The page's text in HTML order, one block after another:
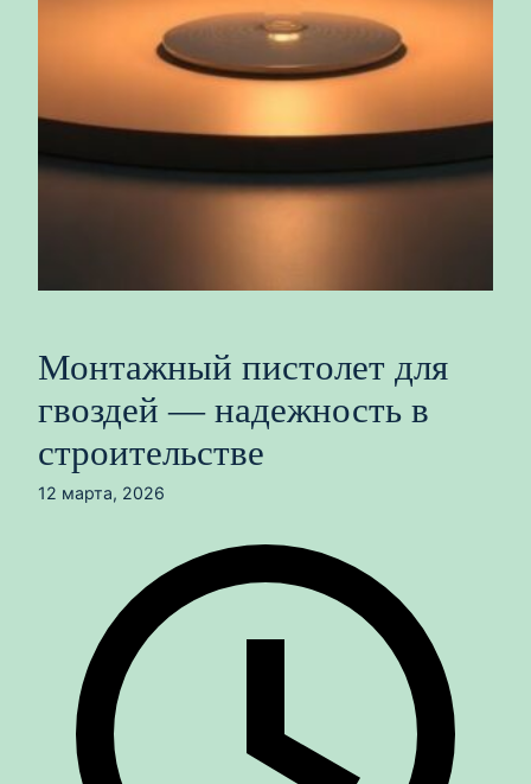
Монтажный пистолет для
гвоздей — надежность в
строительстве
12 марта, 2026